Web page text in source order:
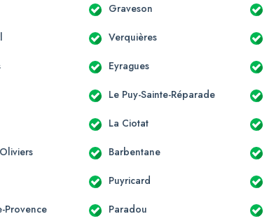
Graveson
Verquières
Eyragues
Le Puy-Sainte-Réparade
La Ciotat
Barbentane
Puyricard
Provence Paradou